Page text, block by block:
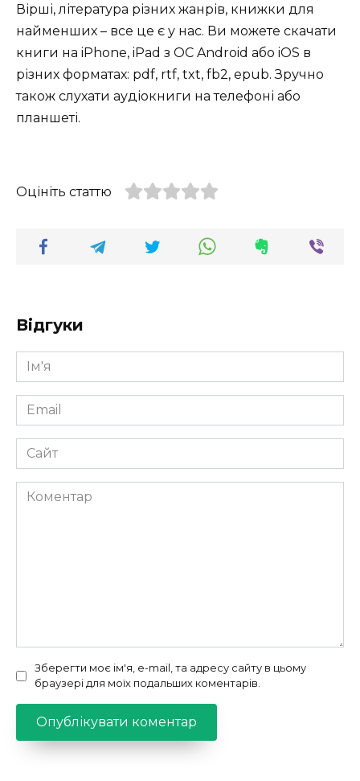
Вірші, література різних жанрів, книжки для
найменших – все це є у нас. Ви можете скачати
книги на iPhone, iPad з ОС Android або iOS в
різних форматах: pdf, rtf, txt, fb2, epub. Зручно
також слухати аудіокниги на телефоні або
планшеті.
Оцініть статтю
Відгуки
Ім'я
*
Email
*
Сайт
Коментар
Зберегти моє ім'я, e-mail, та адресу сайту в цьому
браузері для моїх подальших коментарів.